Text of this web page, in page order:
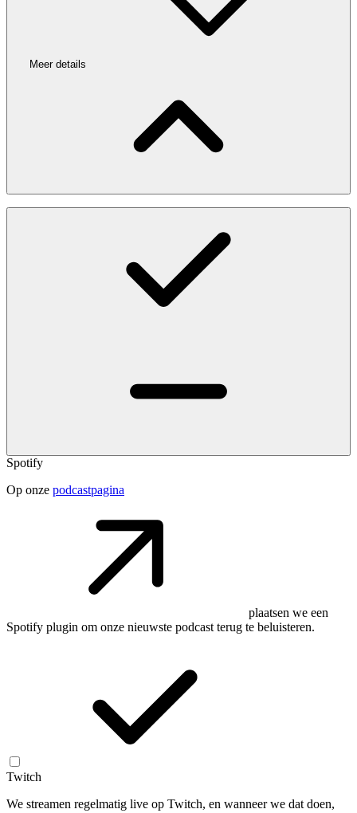
Meer details
Spotify
Op onze podcastpagina
plaatsen we een
Spotify plugin om onze nieuwste podcast terug te beluisteren.
Twitch
We streamen regelmatig live op Twitch, en wanneer we dat doen,